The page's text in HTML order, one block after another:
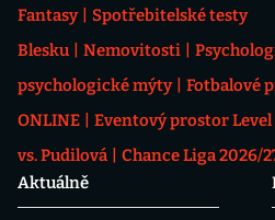
Fantasy
Spotřebitelské testy
Blesku
Nemovitosti
psychologické mýty
Fotbalové
ONLINE
Eventový prostor Level
vs. Pudilová
Chance Liga 2026/
Aktuálně